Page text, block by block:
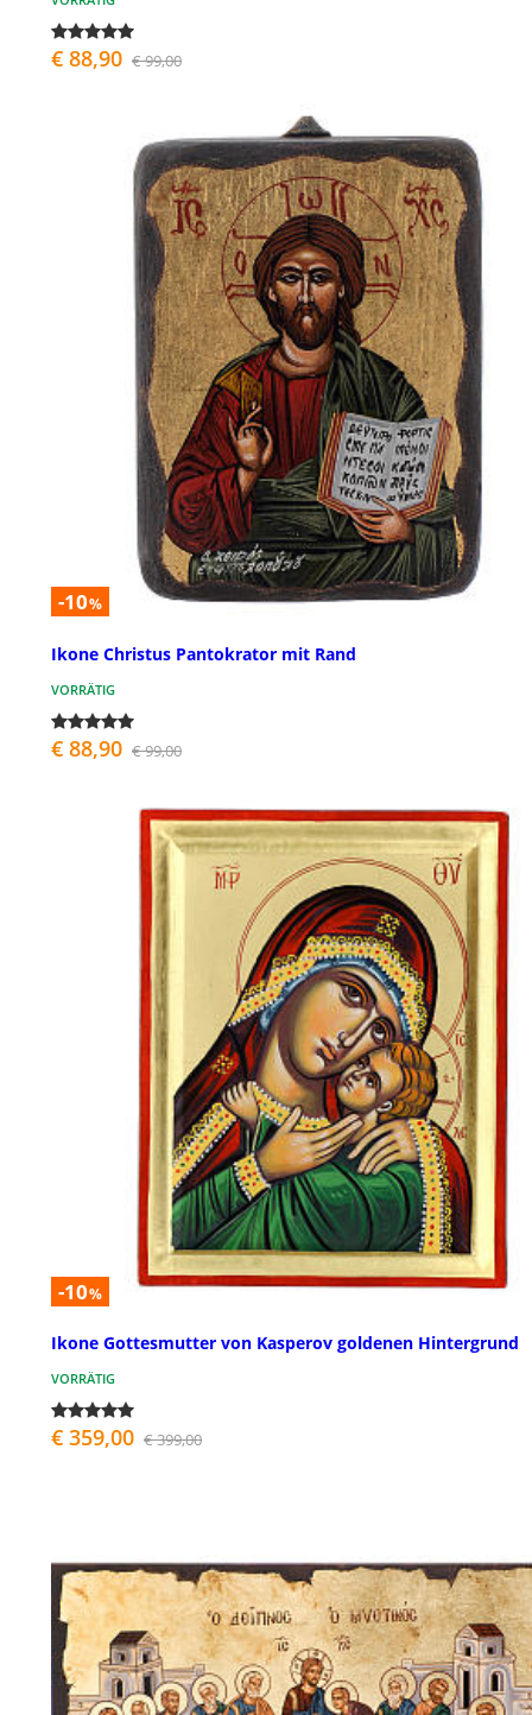
€ 88,90 € 99,00
-10%
Ikone Christus Pantokrator mit Rand
VORRÄTIG
€ 88,90 € 99,00
-10%
Ikone Gottesmutter von Kasperov goldenen Hintergrund
VORRÄTIG
€ 359,00 € 399,00